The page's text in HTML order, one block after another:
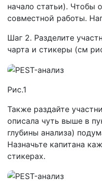
начало статьи). Чтобы
совместной работы.
Шаг 2. Разделите
чарта и стикеры (см
Рис.1
Также раздайте
описала чуть выше в
глубины анализа)
Назначьте капитана
стикерах.